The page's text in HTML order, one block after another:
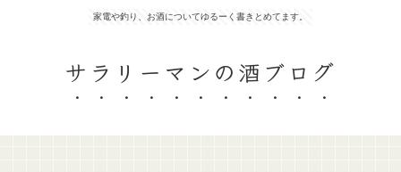
家電や釣り、お酒についてゆるーく書きとめてます。
サラリーマンの酒ブログ